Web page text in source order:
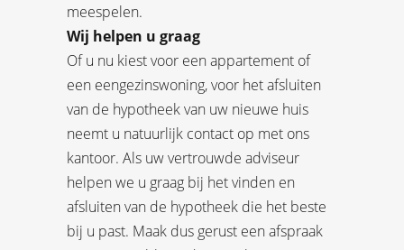
meespelen.
Wij helpen u graag
Of u nu kiest voor een appartement of
een eengezinswoning, voor het afsluiten
van de hypotheek van uw nieuwe huis
neemt u natuurlijk contact op met ons
kantoor. Als uw vertrouwde adviseur
helpen we u graag bij het vinden en
afsluiten van de hypotheek die het beste
bij u past. Maak dus gerust een afspraak